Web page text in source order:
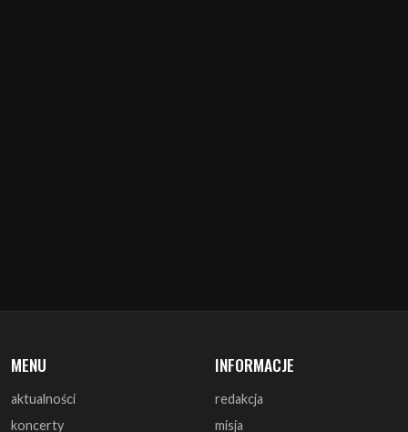
MENU
aktualności
koncerty
INFORMACJE
redakcja
misja